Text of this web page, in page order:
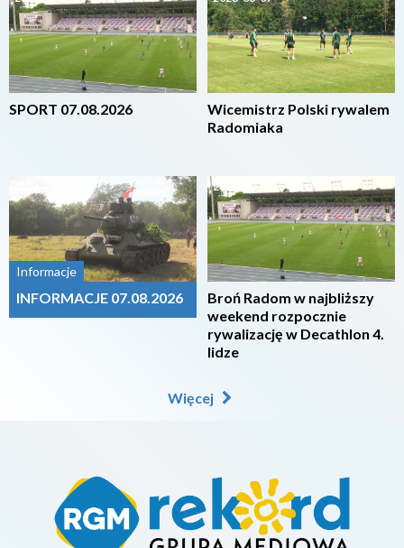
SPORT 07.08.2026
Informacje
INFORMACJE 07.08.2026
Wicemistrz Polski rywalem
Radomiaka
2026-08-07
Broń Radom w najbliższy
weekend rozpocznie
rywalizację w Decathlon 4.
lidze
Więcej